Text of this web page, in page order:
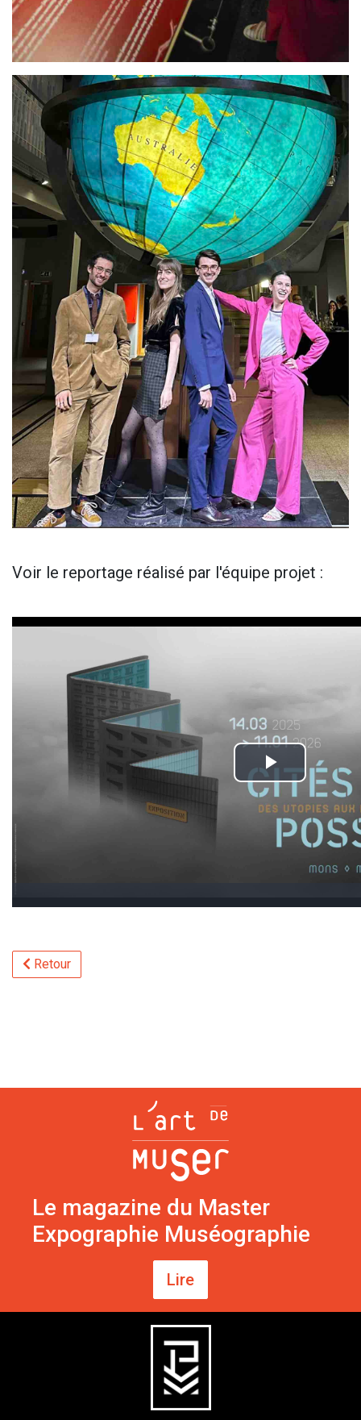
Voir le reportage réalisé par l'équipe projet :
Retour
Le magazine du Master
Expographie Muséographie
Lire